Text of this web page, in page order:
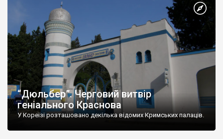
“Дюльбер”. Черговий витвір
геніального Краснова
У Кореїзі розташовано декілька відомих Кримських палаців.